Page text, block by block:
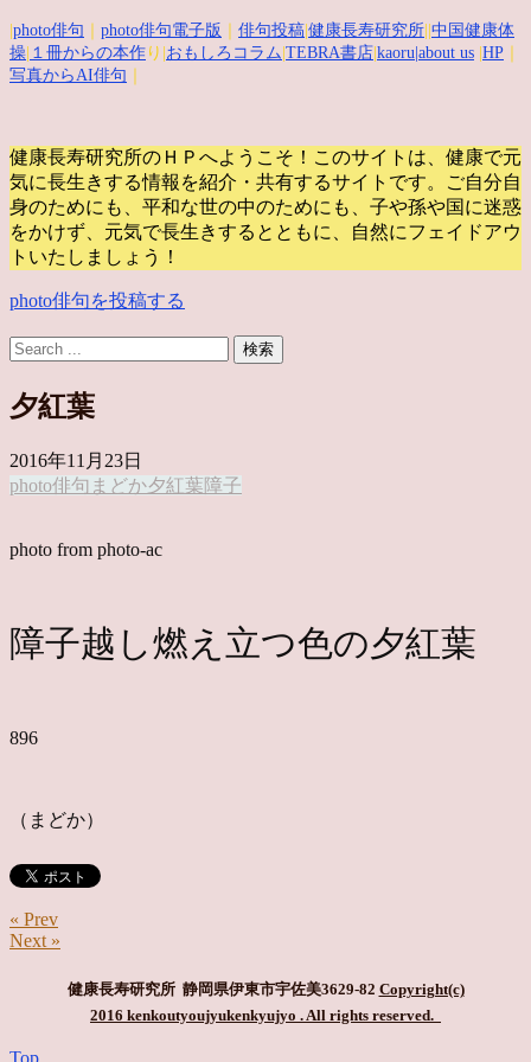
photo俳句 photo俳句電子版 俳句投稿 健康長寿研究所 中国健康体
操 １冊からの本作 り| おもしろコラム TEBRA書店 kaoru |about us HP
写真からAI俳句
健康長寿研究所のＨＰへようこそ！このサイトは、健康で元
気に長生きする情報を紹介・共有するサイトです。
ご自分自
身のためにも、平和な世の中のためにも、子や孫や国に迷惑
をかけず、元気で長生きするとともに、自然にフェイドアウ
トいたしましょう！
photo俳句を投稿する
夕紅葉
2016年11月23日
photo俳句 まどか夕紅葉障子
photo from photo-ac
障子越し燃え立つ色の夕紅葉
896
（まどか）
« Prev
Next »
健康長寿研究所 静岡県伊東市宇佐美3629-82 Copyright(c)
2016 kenkoutyoujyukenkyujyo . All rights reserved.